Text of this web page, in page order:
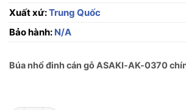
Xuất xứ:Trung Quốc
Bảo hành: N/A
Búa nhổ đinh cán gỗ ASAKI-AK-0370